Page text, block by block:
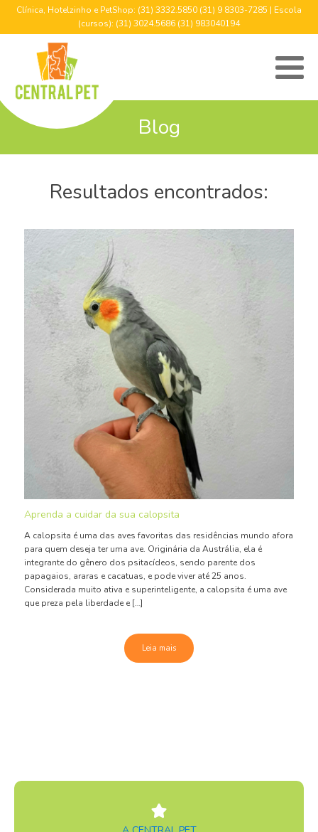
Clínica, Hotelzinho e PetShop: (31) 3332.5850 (31) 9 8303-7285 | Escola
(cursos): (31) 3024.5686 (31) 983040194
Blog
Resultados encontrados:
Aprenda a cuidar da sua calopsita
A calopsita é uma das aves favoritas das residências mundo afora
para quem deseja ter uma ave. Originária da Austrália, ela é
integrante do gênero dos psitacídeos, sendo parente dos
papagaios, araras e cacatuas, e pode viver até 25 anos.
Considerada muito ativa e superinteligente, a calopsita é uma ave
que preza pela liberdade e […]
Leia mais